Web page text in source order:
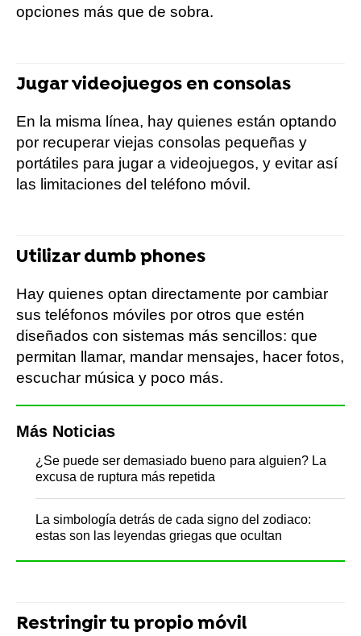
opciones más que de sobra.
Jugar videojuegos en consolas
En la misma línea, hay quienes están optando
por recuperar viejas consolas pequeñas y
portátiles para jugar a videojuegos, y evitar así
las limitaciones del teléfono móvil.
Utilizar dumb phones
Hay quienes optan directamente por cambiar
sus teléfonos móviles por otros que estén
diseñados con sistemas más sencillos: que
permitan llamar, mandar mensajes, hacer fotos,
escuchar música y poco más.
Más Noticias
¿Se puede ser demasiado bueno para alguien? La
excusa de ruptura más repetida
La simbología detrás de cada signo del zodiaco:
estas son las leyendas griegas que ocultan
Restringir tu propio móvil